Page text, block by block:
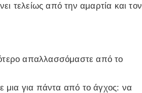
τελείως από την αμαρτία και τον
απαλλασσόμαστε από το
μια για πάντα από το άγχος: να